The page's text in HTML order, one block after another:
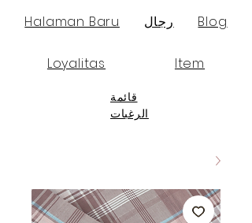
Halaman Baru رجال Blog
Loyalitas Item
قائمة
الرغبات